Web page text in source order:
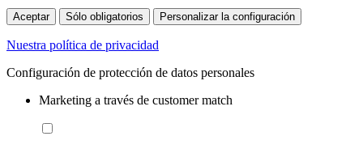
Aceptar Sólo obligatorios Personalizar la configuración
Nuestra política de privacidad
Configuración de protección de datos personales
Marketing a través de customer match